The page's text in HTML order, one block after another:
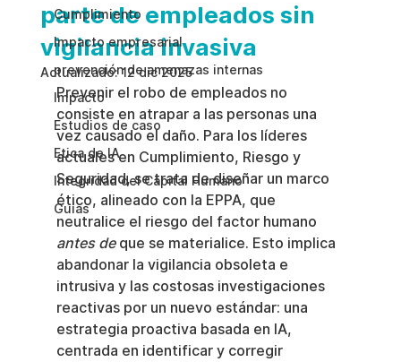
Cumplimiento
Impacto empresarial
prevención de amenazas internas
Impacto
Estudios de caso
Etica de IA
Integridad del Capital Humano
Guias
parte de empleados sin
vigilancia invasiva
Actualizado:12 dic 2025
Prevenir el robo de empleados no
consiste en atrapar a las personas una
vez causado el daño. Para los líderes
actuales en Cumplimiento, Riesgo y
Seguridad, se trata de diseñar un marco
ético, alineado con la EPPA, que
neutralice el riesgo del factor humano
antes de que se materialice. Esto implica
abandonar la vigilancia obsoleta e
intrusiva y las costosas investigaciones
reactivas por un nuevo estándar: una
estrategia proactiva basada en IA,
centrada en identificar y corregir